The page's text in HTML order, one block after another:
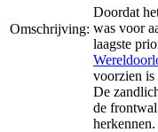
Omschrijving:
Doordat
was voor
laagste
voorzien is
De
de
herkennen.